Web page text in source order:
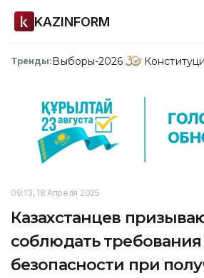
KAZINFORM
Тренды:Выборы-2026
09:13, 18 Апреля 2025
Казахстанцев
соблюдать требования
безопасности при